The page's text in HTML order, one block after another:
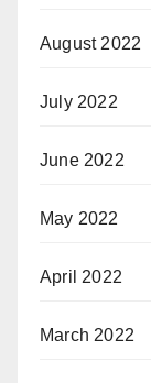
August 2022
July 2022
June 2022
May 2022
April 2022
March 2022